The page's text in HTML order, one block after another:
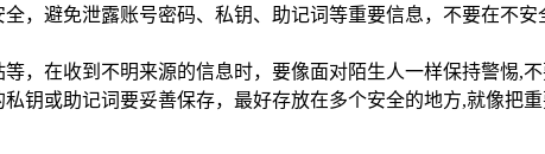
，避免泄露账号密码、私钥、助记词等重要信息，不要在不
，在收到不明来源的信息时，要像面对陌生人一样保持警惕,
钥或助记词要妥善保存，最好存放在多个安全的地方,就像把重